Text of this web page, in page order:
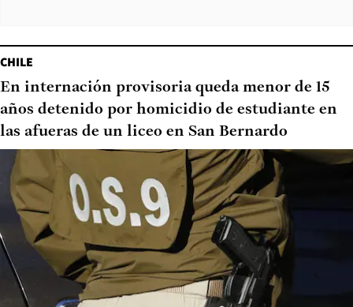
CHILE
En internación provisoria queda menor de 15
años detenido por homicidio de estudiante en
las afueras de un liceo en San Bernardo